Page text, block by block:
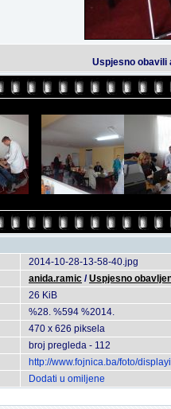
Uspjesno obavili
2014-10-28-13-58-40.jpg
anida.ramic /Uspjesno
26 KiB
%28. %594 %2014.
470 x 626 piksela
broj pregleda - 112
http://www.fojnica.ba/foto/
Dodati u omiljene